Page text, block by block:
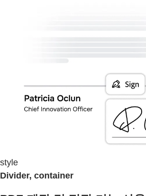
style
Divider, container